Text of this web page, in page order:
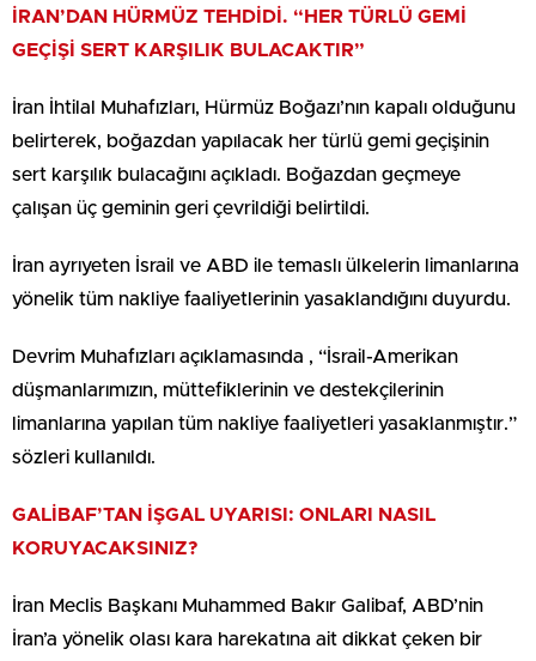
İRAN’DAN HÜRMÜZ TEHDİDİ. “HER TÜRLÜ GEMİ
GEÇİŞİ SERT KARŞILIK BULACAKTIR”
İran İhtilal Muhafızları, Hürmüz Boğazı’nın kapalı olduğunu
belirterek, boğazdan yapılacak her türlü gemi geçişinin
sert karşılık bulacağını açıkladı. Boğazdan geçmeye
çalışan üç geminin geri çevrildiği belirtildi.
İran ayrıyeten İsrail ve ABD ile temaslı ülkelerin limanlarına
yönelik tüm nakliye faaliyetlerinin yasaklandığını duyurdu.
Devrim Muhafızları açıklamasında , “İsrail-Amerikan
düşmanlarımızın, müttefiklerinin ve destekçilerinin
limanlarına yapılan tüm nakliye faaliyetleri yasaklanmıştır.”
sözleri kullanıldı.
GALİBAF’TAN İŞGAL UYARISI: ONLARI NASIL
KORUYACAKSINIZ?
İran Meclis Başkanı Muhammed Bakır Galibaf, ABD’nin
İran’a yönelik olası kara harekatına ait dikkat çeken bir